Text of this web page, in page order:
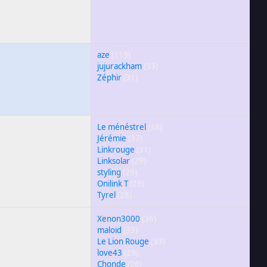
aze
jujurackham
Zéphir
Le ménéstrel
Jérémie
Linkrouge
Linksolar
styling
Onilink T(28)
Tyrel
Xenon3000
maloid
Le Lion Rouge
love43
Chonde